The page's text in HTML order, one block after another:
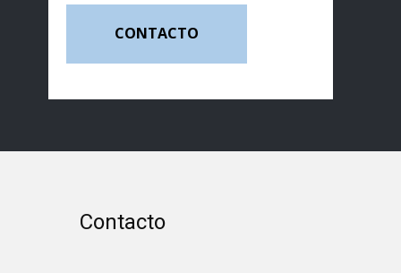
CONTACTO
Contacto